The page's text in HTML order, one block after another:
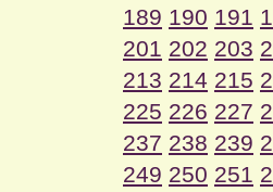
189 190 191
201 202 203
213 214 215
225 226 227
237 238 239
249 250 251